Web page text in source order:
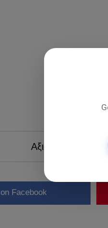
Αξιολογήστε τον
on Facebook